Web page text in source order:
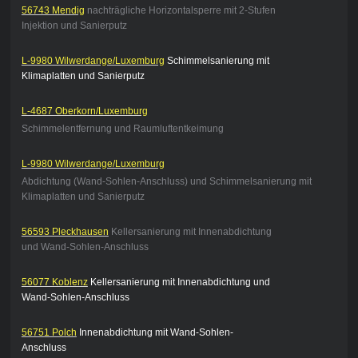
56743 Mendig nachträgliche Horizontalsperre mit 2-Stufen
Injektion und Sanierputz
L-9980 Wilwerdange/Luxemburg Schimmelsanierung mit
Klimaplatten und Sanierputz
L-4687 Oberkorn/Luxemburg
Schimmelentfernung und Raumluftentkeimung
L-9980 Wilwerdange/Luxemburg
Abdichtung (Wand-Sohlen-Anschluss) und Schimmelsanierung mit
Klimaplatten und Sanierputz
56593 Pleckhausen Kellersanierung mit Innenabdichtung
und Wand-Sohlen-Anschluss
56077 Koblenz Kellersanierung mit Innenabdichtung und
Wand-Sohlen-Anschluss
56751 Polch Innenabdichtung mit Wand-Sohlen-
Anschluss